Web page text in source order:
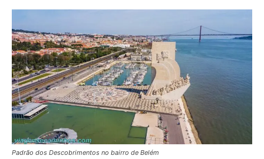
Padrão dos Descobrimentos no bairro de Belém